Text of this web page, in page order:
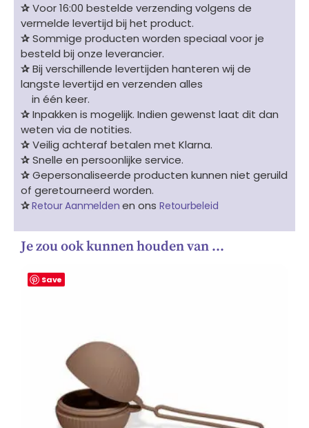
✰Voor 16:00 bestelde verzending volgens de
vermelde levertijd bij het product.
✰Sommige producten worden speciaal voor je
besteld bij onze leverancier.
✰Bij verschillende levertijden hanteren wij de
langste levertijd en verzenden alles
in één keer.
✰Inpakken is mogelijk. Indien gewenst laat dit dan
weten via de notities.
✰Veilig achteraf betalen met Klarna.
✰Snelle en persoonlijke service.
✰Gepersonaliseerde producten kunnen niet geruild
of geretourneerd worden.
✰Retour Aanmelden en ons Retourbeleid
Je zou ook kunnen houden van …
Save